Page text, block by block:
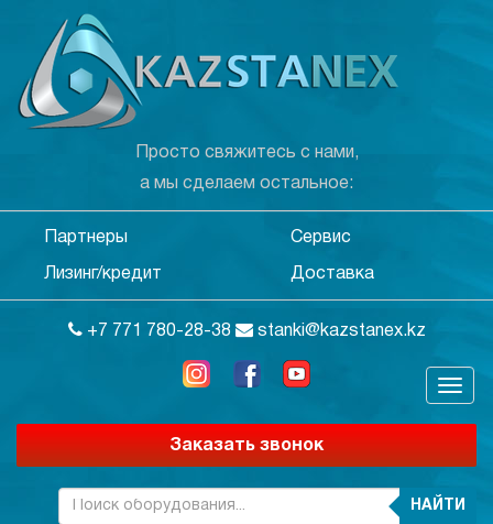
Просто свяжитесь с нами,
а мы сделаем остальное:
Партнеры Сервис
Лизинг/кредит Доставка
+7 771 780-28-38 stanki@kazstanex.kz
Заказать звонок
НАЙТИ